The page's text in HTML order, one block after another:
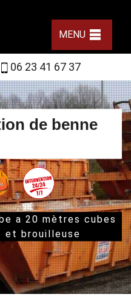
MENU
06 23 41 67 37
de benne
a 20 mètres cubes
et brouilleuse